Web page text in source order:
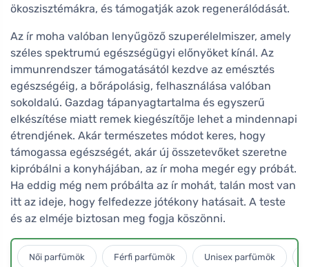
ökoszisztémákra, és támogatják azok regenerálódását.
Az ír moha valóban lenyűgöző szuperélelmiszer, amely
széles spektrumú egészségügyi előnyöket kínál. Az
immunrendszer támogatásától kezdve az emésztés
egészségéig, a bőrápolásig, felhasználása valóban
sokoldalú. Gazdag tápanyagtartalma és egyszerű
elkészítése miatt remek kiegészítője lehet a mindennapi
étrendjének. Akár természetes módot keres, hogy
támogassa egészségét, akár új összetevőket szeretne
kipróbálni a konyhájában, az ír moha megér egy próbát.
Ha eddig még nem próbálta az ír mohát, talán most van
itt az ideje, hogy felfedezze jótékony hatásait. A teste
és az elméje biztosan meg fogja köszönni.
Női parfümök Férfi parfümök Unisex parfümök